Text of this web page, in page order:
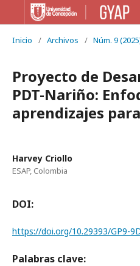
Inicio / Archivos / Núm. 9
Proyecto de
PDT-Nariño:
aprendizajes
Harvey Criollo
ESAP, Colombia
DOI:
https://doi.org/10.29393/GP9-
Palabras clave: